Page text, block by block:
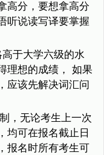
高分，要想拿高分
听说读写译要掌握
于大学六级的水
理想的成绩， 如果
应该先解决词汇问
，无论考生上一次
均可在报名截止日
报名时所有考生可